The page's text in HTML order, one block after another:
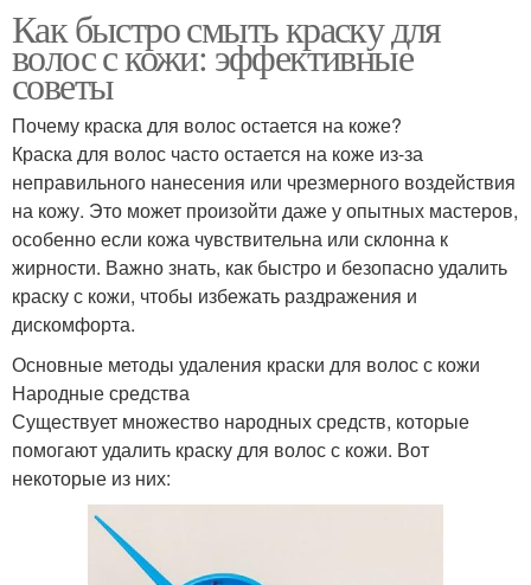
Как быстро смыть краску для
волос с кожи: эффективные
советы
Почему краска для волос остается на коже?
Краска для волос часто остается на коже из-за
неправильного нанесения или чрезмерного воздействия
на кожу. Это может произойти даже у опытных мастеров,
особенно если кожа чувствительна или склонна к
жирности. Важно знать, как быстро и безопасно удалить
краску с кожи, чтобы избежать раздражения и
дискомфорта.
Основные методы удаления краски для волос с кожи
Народные средства
Существует множество народных средств, которые
помогают удалить краску для волос с кожи. Вот
некоторые из них: